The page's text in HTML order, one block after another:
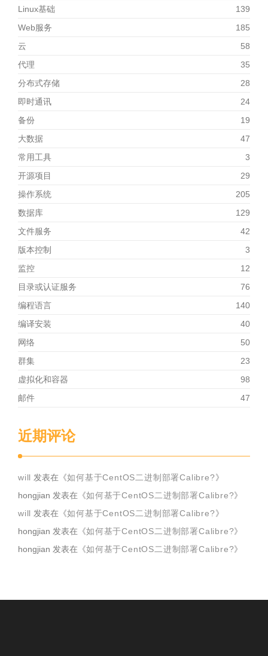
Linux基础
139
Web服务
185
云
58
代理
35
分布式存储
28
即时通讯
24
备份
19
大数据
47
常用工具
3
开源项目
29
操作系统
205
数据库
129
文件服务
42
版本控制
3
监控
12
目录或认证服务
76
编程语言
140
编译安装
40
网络
50
群集
23
虚拟化和容器
98
邮件
47
近期评论
will 发表在《如何基于CentOS二进制部署Calibre?》
hongjian 发表在《如何基于CentOS二进制部署Calibre?》
will 发表在《如何基于CentOS二进制部署Calibre?》
hongjian 发表在《如何基于CentOS二进制部署Calibre?》
hongjian 发表在《如何基于CentOS二进制部署Calibre?》